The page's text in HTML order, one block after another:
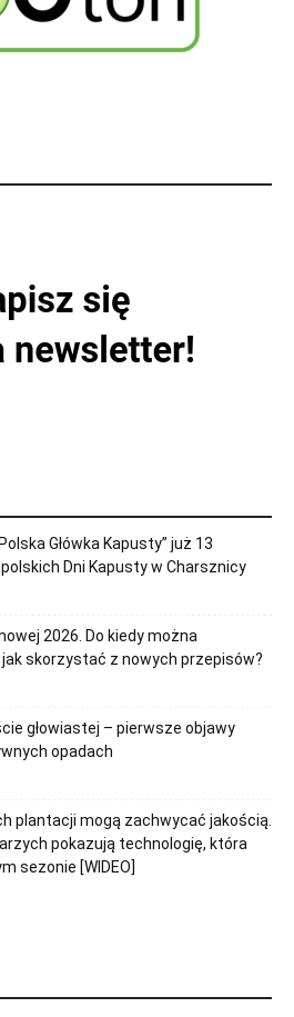
Główka Kapusty” już 13
Dni Kapusty w Charsznicy
2026. Do kiedy można
skorzystać z nowych przepisów?
głowiastej – pierwsze objawy
opadach
plantacji mogą zachwycać jakością.
pokazują technologię, która
sezonie [WIDEO]